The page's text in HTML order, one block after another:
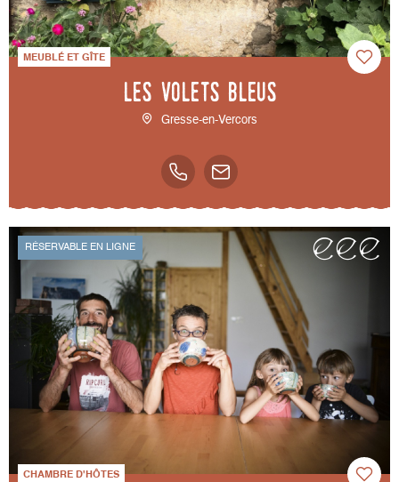
MEUBLÉ ET GÎTE
Les volets bleus
Gresse-en-Vercors
CHAMBRE D'HÔTES
RÉSERVABLE EN LIGNE